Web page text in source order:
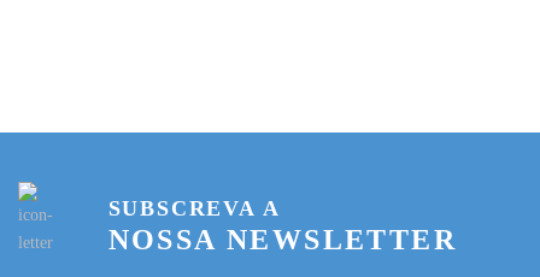
SUBSCREVA A
NOSSA NEWSLETTER